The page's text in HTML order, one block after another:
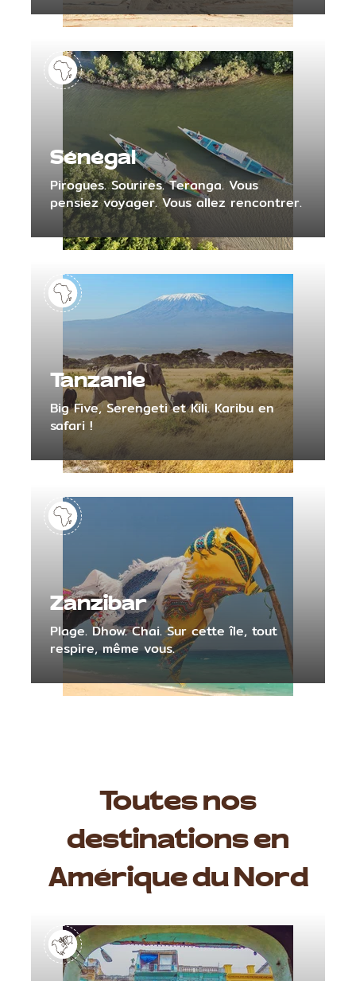
Sénégal
Pirogues. Sourires. Teranga. Vous
pensiez voyager. Vous allez rencontrer.
Tanzanie
Big Five, Serengeti et Kili. Karibu en
safari !
Zanzibar
Plage. Dhow. Chai. Sur cette île, tout
respire, même vous.
Toutes nos
destinations en
Amérique du Nord